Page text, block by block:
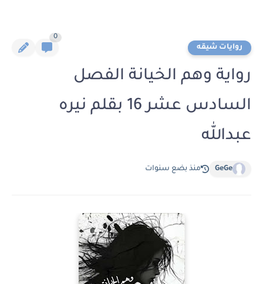
روايات شيقه
0
رواية وهم الخيانة الفصل
السادس عشر 16 بقلم نيره
عبدالله
GeGe منذ بضع سنوات